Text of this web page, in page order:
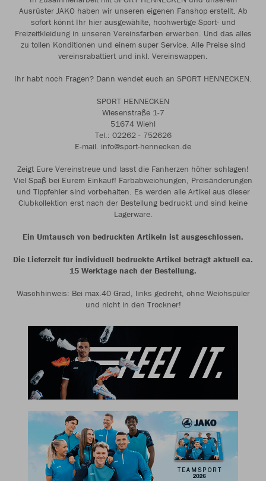
Ausrüster JAKO haben wir unseren eigenen Fanshop erstellt. Ab
sofort könnt Ihr hier ausgewählte, hochwertige Sport- und
Freizeitkleidung in unseren Vereinsfarben erwerben. Und das alles
zu tollen Konditionen und einem super Service. Alle Preise sind
vereinsrabattiert und inkl. Vereinswappen.
Ihr habt noch Fragen? Dann wendet euch an SPORT HENNECKEN.
SPORT HENNECKEN
Wiesenstraße 1-7
51674 Wiehl
Tel.: 02262 - 752626
E-mail. info@sport-hennecken.de
Zeigt Eure Vereinstreue und lasst die Fanherzen höher schlagen!
Viel Spaß bei Eurem Einkauf! Farbabweichungen, Preisänderungen
und Tippfehler sind vorbehalten. Es werden alle Artikel aus dieser
Clubkollektion erst nach der Bestellung bedruckt und sind keine
Lagerware.
Ein Umtausch von bedruckten Artikeln ist ausgeschlossen.
Die Lieferzeit für individuell bedruckte Artikel beträgt aktuell ca.
15 Werktage nach der Bestellung.
Waschhinweis: Bei max.40 Grad, links gedreht, ohne Weichspüler
und nicht in den Trockner!